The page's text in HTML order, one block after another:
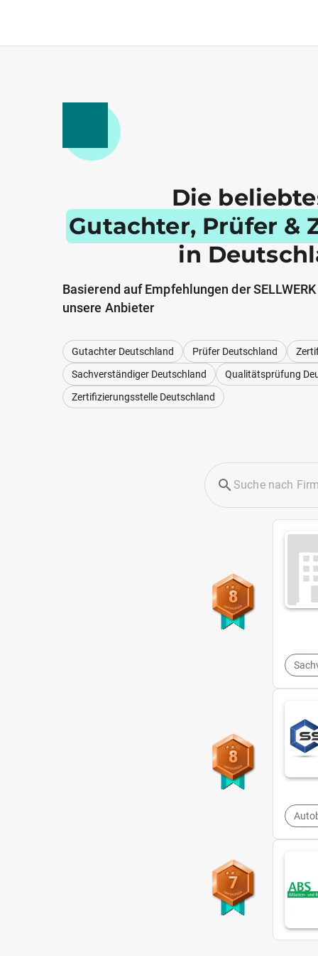
Die
Gutachter, Prüfer &
in
Basierend auf Empfehlungen der
unsere Anbieter
Gutachter Deutschland Prüfer Deutschland
Sachverständiger Deutschland
Qualitätsprüfung
Zertifizierungsstelle Deutschland
8
8
7